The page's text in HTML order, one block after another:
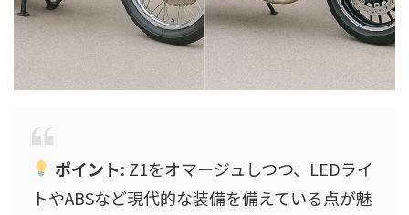
ポイント: Z1をオマージュしつつ、LEDライ
トやABSなど現代的な装備を備えている点が魅